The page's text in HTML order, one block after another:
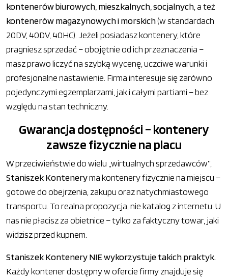
kontenerów biurowych, mieszkalnych, socjalnych , a też
kontenerów magazynowych i morskich(w standardach
20DV, 40DV, 40HC). Jeżeli posiadasz kontenery, które
pragniesz sprzedać – obojętnie od ich przeznaczenia –
masz prawo liczyć na szybką wycenę, uczciwe warunki i
profesjonalne nastawienie. Firma interesuje się zarówno
pojedynczymi egzemplarzami, jak i całymi partiami – bez
względu na stan techniczny.
Gwarancja dostępności – kontenery
zawsze fizycznie na placu
W przeciwieństwie do wielu „wirtualnych sprzedawców”,
Staniszek Konteneryma kontenery fizycznie na miejscu –
gotowe do obejrzenia, zakupu oraz natychmiastowego
transportu. To realna propozycja, nie katalog z internetu. U
nas nie płacisz za obietnice – tylko za faktyczny towar, jaki
widzisz przed kupnem.
Staniszek Kontenery NIE wykorzystuje takich praktyk.
Każdy kontener dostępny w ofercie firmy znajduje się